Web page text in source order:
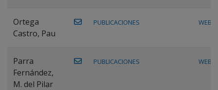
Ortega
Castro, Pau
PUBLICACIONES WEB
Parra
Fernández,
M. del Pilar
PUBLICACIONES WEB